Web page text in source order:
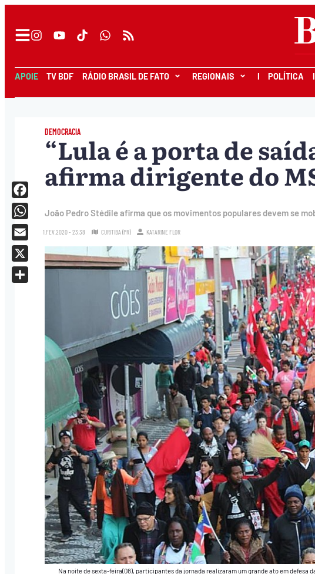
APOIE TV BDF RÁDIO BRASIL DE FATO REGIONAIS I POLÍTICA
DEMOCRACIA
“Lula é a porta de
afirma dirigente do
João Pedro Stédile afirma que os movimentos populares devem se
1.FEV.2020 - 23:38 CURITIBA (PR) KATARINE FLOR
Na noite de sexta-feira(08), participantes da jornada realizaram um grande ato em defesa
Facebook
WhatsApp
Email
X